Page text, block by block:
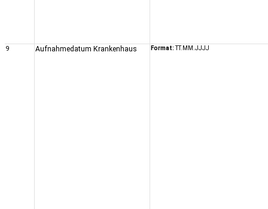
9 Aufnahmedatum Krankenhaus Format:TT.MM.JJJJ